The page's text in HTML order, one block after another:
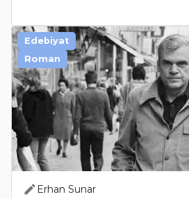
Erhan Sunar
Edebiyat
Roman